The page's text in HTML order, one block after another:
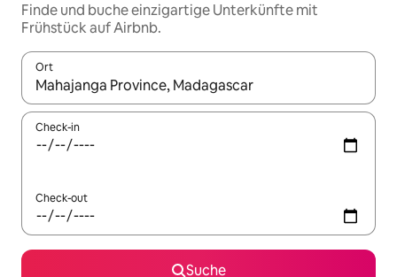
Finde und buche einzigartige Unterkünfte mit
Frühstück auf Airbnb.
Ort
Wenn Ergebnisse verfügbar sind, navigiere mit den
Check-in
Check-out
Suche